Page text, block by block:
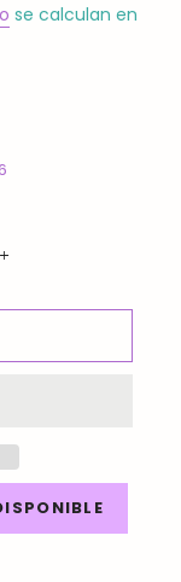
se calculan en